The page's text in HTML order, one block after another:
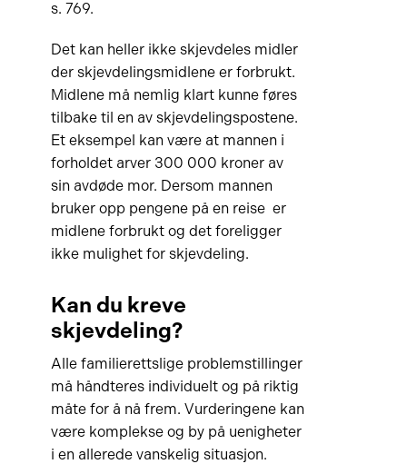
s. 769.
Det kan heller ikke skjevdeles midler
der skjevdelingsmidlene er forbrukt.
Midlene må nemlig klart kunne føres
tilbake til en av skjevdelingspostene.
Et eksempel kan være at mannen i
forholdet arver 300 000 kroner av
sin avdøde mor. Dersom mannen
bruker opp pengene på en reise er
midlene forbrukt og det foreligger
ikke mulighet for skjevdeling.
Kan du kreve
skjevdeling?
Alle familierettslige problemstillinger
må håndteres individuelt og på riktig
måte for å nå frem. Vurderingene kan
være komplekse og by på uenigheter
i en allerede vanskelig situasjon.